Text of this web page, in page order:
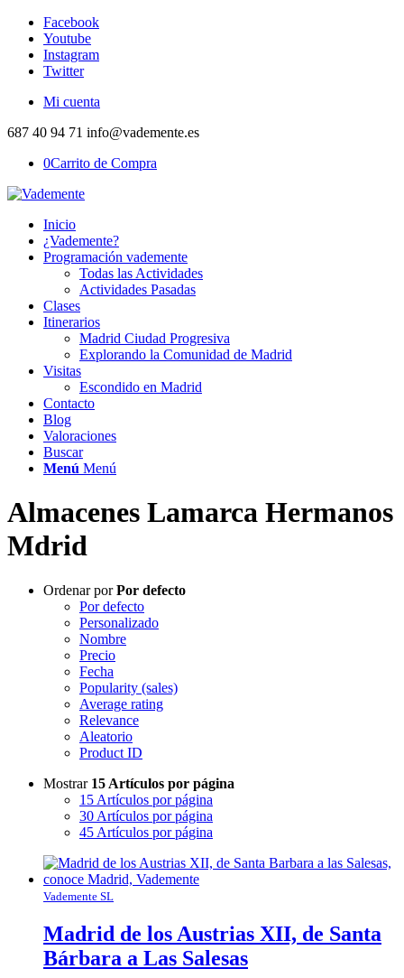
Facebook
Youtube
Instagram
Twitter
Mi cuenta
687 40 94 71 info@vademente.es
0Carrito de Compra
Inicio
¿Vademente?
Programación vademente
Todas las Actividades
Actividades Pasadas
Clases
Itinerarios
Madrid Ciudad Progresiva
Explorando la Comunidad de Madrid
Visitas
Escondido en Madrid
Contacto
Blog
Valoraciones
Buscar
Menú Menú
Almacenes Lamarca Hermanos
Mdrid
Ordenar porPor defecto
Por defecto
Personalizado
Nombre
Precio
Fecha
Popularity (sales)
Average rating
Relevance
Aleatorio
Product ID
Mostrar 15 Artículos por página
15 Artículos por página
30 Artículos por página
45 Artículos por página
Vademente SL
Madrid de los Austrias XII, de Santa
Bárbara a Las Salesas